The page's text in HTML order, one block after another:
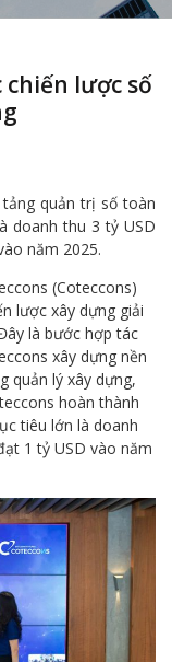
chiến lược số
quản trị số toàn
doanh thu 3 tỷ USD
năm 2025.
(Coteccons)
lược xây dựng giải
là bước hợp tác
xây dựng nền
quản lý xây dựng,
hoàn thành
tiêu lớn là doanh
1 tỷ USD vào năm